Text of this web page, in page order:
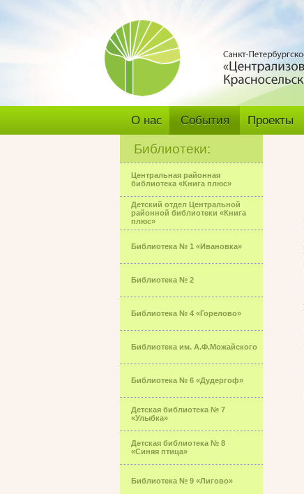
О нас События Проекты
Библиотеки:
Центральная районная
библиотека «Книга плюс»
Детский отдел Центральной
районной библиотеки «Книга
плюс»
Библиотека № 1 «Ивановка»
Библиотека № 2
Библиотека № 4 «Горелово»
Библиотека им. А.Ф.Можайского
Библиотека № 6 «Дудергоф»
Детская библиотека № 7
«Улыбка»
Детская библиотека № 8
«Синяя птица»
Библиотека № 9 «Лигово»